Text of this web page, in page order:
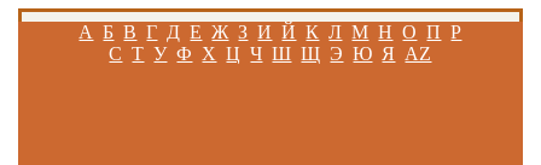
А Б В Г Д Е Ж З И Й К Л М Н О П Р
С Т У Ф Х Ц Ч Ш Щ Э Ю Я AZ